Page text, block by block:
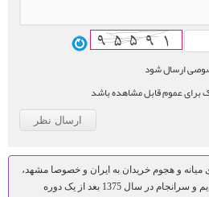
ارسال شود
عموم قابل مشاهده باشد
آسیای میانه و هجوم خریدان به ایران و خصوصا مشهد،
مبلمان را هم به مجموعه اضافه کردیم و سرانجام در سال 1375 بعد از یک دوره